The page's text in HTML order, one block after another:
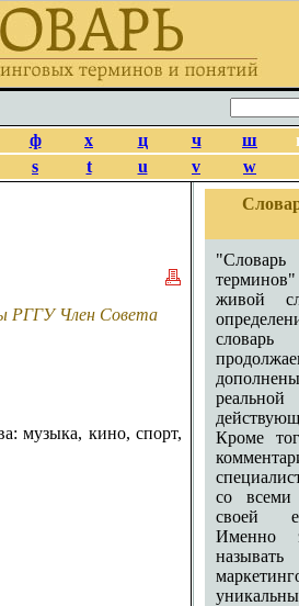
ф х ц ч ш
s t u v w
РГГУ Член Совета
музыка, кино, спорт,
живой
Кроме
со всеми
своей
Именно